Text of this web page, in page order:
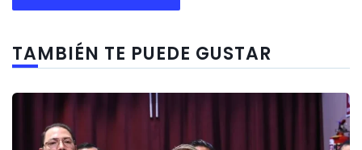
TAMBIÉN TE PUEDE GUSTAR